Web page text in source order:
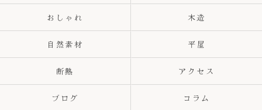
おしゃれ 木造
自然素材 平屋
断熱 アクセス
ブログ コラム